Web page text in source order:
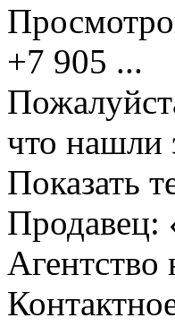
+7 905 ...
что нашли
Показать
Продавец: